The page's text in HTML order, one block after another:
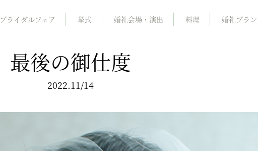
ブライダルフェア 挙式 婚礼会場・演出 料理 婚礼プラン
最後の御仕度
2022.11/14